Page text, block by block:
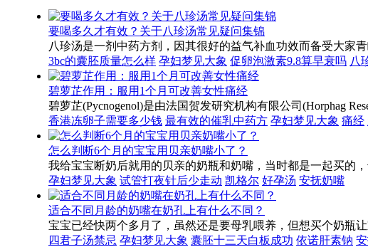
要喝多久才有效？关于八珍汤常见疑问集锦
八珍汤是一剂中药方剂，因其很好的益气补血功效而备受大
3bc的囊胚质量怎么样 孕妇梦见大象 促卵泡激素9.8算早衰吗 八
碧萝芷作用：服用1个月可改善女性痛经
碧萝芷(Pycnogenol)是由法国贺发研究机构有限公司(Horphag
香港冻卵子需要多少钱 最有效的催乳中药方 孕妇梦见大象 痛经
怎么判断6个月的宝宝用贝亲奶嘴小了？
我给宝宝断奶后就用的贝亲的奶瓶和奶嘴，当时都是一起买的
孕妇梦见大象 试管打夜针后少走动 凯格尔 好孕汤 安抚奶嘴
适合不同月龄的奶嘴在奶孔上有什么不同？
宝宝已经快两个多月了，虽然还是要母乳喂养，但想买个奶瓶
四君子汤禁忌 孕妇梦见大象 囊胚十三天白板成功 依诺肝素钠